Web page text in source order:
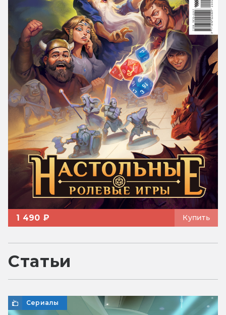
1 490 ₽ Купить
Статьи
Сериалы